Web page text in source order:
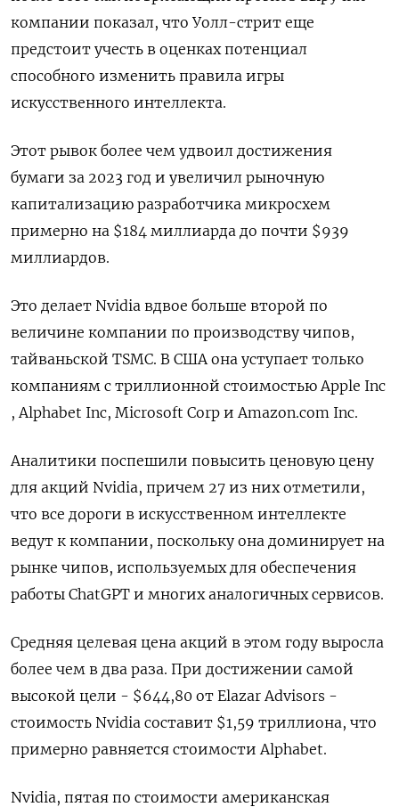
компании показал, что Уолл-стрит еще
предстоит учесть в оценках потенциал
способного изменить правила игры
искусственного интеллекта.
Этот рывок более чем удвоил достижения
бумаги за 2023 год и увеличил рыночную
капитализацию разработчика микросхем
примерно на $184 миллиарда до почти $939
миллиардов.
Это делает Nvidia вдвое больше второй по
величине компании по производству чипов,
тайваньской TSMC. В США она уступает только
компаниям с триллионной стоимостью Apple Inc
, Alphabet Inc, Microsoft Corp и Amazon.com Inc.
Аналитики поспешили повысить ценовую цену
для акций Nvidia, причем 27 из них отметили,
что все дороги в искусственном интеллекте
ведут к компании, поскольку она доминирует на
рынке чипов, используемых для обеспечения
работы ChatGPT и многих аналогичных сервисов.
Средняя целевая цена акций в этом году выросла
более чем в два раза. При достижении самой
высокой цели - $644,80 от Elazar Advisors -
стоимость Nvidia составит $1,59 триллиона, что
примерно равняется стоимости Alphabet.
Nvidia, пятая по стоимости американская